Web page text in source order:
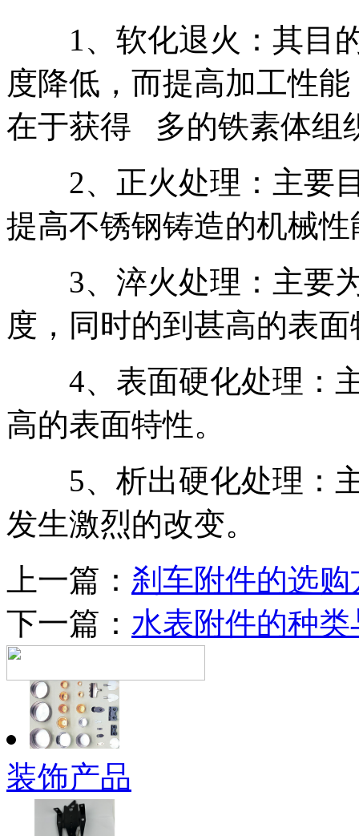
1、软化退火：其目的
度降低，而提高加工性
在于获得 多的铁素体组
2、正火处理：主要目
提高不锈钢铸造的机械性
3、淬火处理：主要
度，同时的到甚高的表
4、表面硬化处理：主
高的表面特性。
5、析出硬化处理：主
发生激烈的改变。
上一篇： 刹车附件的选购
下一篇： 水表附件的种类
装饰产品